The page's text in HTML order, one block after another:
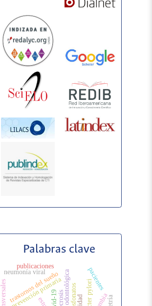
Palabras clave
prevención primaria
trastornos del sueño
neumonía viral
publicaciones pacientes